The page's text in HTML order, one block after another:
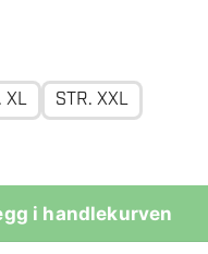
XL STR. XXL
i handlekurven